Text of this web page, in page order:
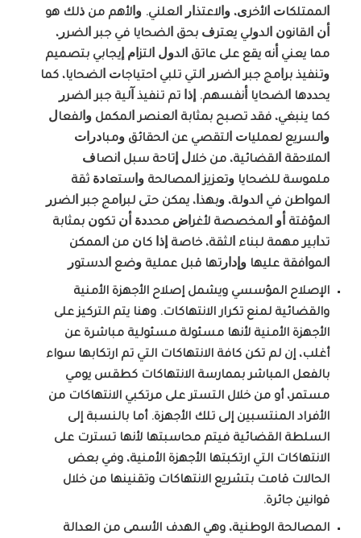
ﺍﻟﻤﻤﺘﻠﻜﺎﺕ ﺍﻷﺧﺮﻯ، ﻭﺍﻻﻋﺘﺬﺍﺭ ﺍﻟﻌﻠﻨﻲ. ﻭﺍﻷﻫﻢ ﻣﻦ ﺫﻟﻚ ﻫﻮ
ﺃﻥ ﺍﻟﻘﺎﻧﻮﻥ ﺍﻟﺪﻭﻟﻲ ﻳﻌﺘﺮﻑ ﺑﺤﻖ ﺍﻟﻀﺤﺎﻳﺎ ﻓﻲ ﺟﺒﺮ ﺍﻟﻀﺮﺭ،
ﻣﻤﺎ ﻳﻌﻨﻲ ﺃﻧﻪ ﻳﻘﻊ ﻋﻠﻰ ﻋﺎﺗﻖ ﺍﻟﺪﻭﻝ ﺍﻟﺘﺰﺍﻡ ﺇﻳﺠﺎﺑﻲ ﺑﺘﺼﻤﻴﻢ
ﻭﺗﻨﻔﻴﺬ ﺑﺮﺍﻣﺞ ﺟﺒﺮ ﺍﻟﻀﺮﺭ ﺍﻟﺘﻲ ﺗﻠﺒﻲ ﺍﺣﺘﻴﺎﺟﺎﺕ ﺍﻟﻀﺤﺎﻳﺎ، ﻛﻤﺎ
ﻳﺤﺪﺩﻫﺎ ﺍﻟﻀﺤﺎﻳﺎ ﺃﻧﻔﺴﻬﻢ. ﺇﺫﺍ ﺗﻢ ﺗﻨﻔﻴﺬ ﺁﻟﻴﺔ ﺟﺒﺮ ﺍﻟﻀﺮﺭ
ﻛﻤﺎ ﻳﻨﺒﻐﻲ، ﻓﻘﺪ ﺗﺼﺒﺢ ﺑﻤﺜﺎﺑﺔ ﺍﻟﻌﻨﺼﺮ ﺍﻟﻤﻜﻤﻞ ﻭﺍﻟﻔﻌﺎﻝ
ﻭﺍﻟﺴﺮﻳﻊ ﻟﻌﻤﻠﻴﺎﺕ ﺍﻟﺘﻘﺼﻲ ﻋﻦ ﺍﻟﺤﻘﺎﺋﻖ ﻭﻣﺒﺎﺩﺭﺍﺕ
ﺍﻟﻤﻼﺣﻘﺔ ﺍﻟﻘﻀﺎﺋﻴﺔ، ﻣﻦ ﺧﻼﻝ ﺇﺗﺎﺣﺔ ﺳﺒﻞ ﺍﻧﺼﺎﻑ
ﻣﻠﻤﻮﺳﺔ ﻟﻠﻀﺤﺎﻳﺎ ﻭﺗﻌﺰﻳﺰ ﺍﻟﻤﺼﺎﻟﺤﺔ ﻭﺍﺳﺘﻌﺎﺩﺓ ﺛﻘﺔ
ﺍﻟﻤﻮﺍﻃﻦ ﻓﻲ ﺍﻟﺪﻭﻟﺔ، ﻭﺑﻬﺬﺍ، ﻳﻤﻜﻦ ﺣﺘﻰ ﻟﺒﺮﺍﻣﺞ ﺟﺒﺮ ﺍﻟﻀﺮﺭ
ﺍﻟﻤﺆﻗﺘﺔ ﺃﻭ ﺍﻟﻤﺨﺼﺼﺔ ﻷﻏﺮﺍﺽ ﻣﺤﺪﺩﺓ ﺃﻥ ﺗﻜﻮﻥ ﺑﻤﺜﺎﺑﺔ
ﺗﺪﺍﺑﻴﺮ ﻣﻬﻤﺔ ﻟﺒﻨﺎء ﺍﻟﺜﻘﺔ، ﺧﺎﺻﺔ ﺇﺫﺍ ﻛﺎﻥ ﻣﻦ ﺍﻟﻤﻤﻜﻦ
ﺍﻟﻤﻮﺍﻓﻘﺔ ﻋﻠﻴﻬﺎ ﻭﺇﺩﺍﺭﺗﻬﺎ ﻗﺒﻞ ﻋﻤﻠﻴﺔ ﻭﺿﻊ ﺍﻟﺪﺳﺘﻮﺭ
الإصلاح المؤسسي ويشمل إصلاح الأجهزة الأمنية
والقضائية لمنع تكرار الانتهاكات. وهنا يتم التركيز على
الأجهزة الأمنية لأنها مسئولة مسئولية مباشرة عن
أغلب، إن لم تكن كافة الانتهاكات التي تم ارتكابها سواء
بالفعل المباشر بممارسة الانتهاكات كطقس يومي
مستمر، أو من خلال التستر على مرتكبي الانتهاكات من
الأفراد المنتسبين إلى تلك الأجهزة. أما بالنسبة إلى
السلطة القضائية فيتم محاسبتها لأنها تسترت على
الانتهاكات التي ارتكبتها الأجهزة الأمنية، وفي بعض
الحالات قامت بتشريع الانتهاكات وتقنينها من خلال
قوانين جائرة.
المصالحة الوطنية، وهي الهدف الأسمى من العدالة